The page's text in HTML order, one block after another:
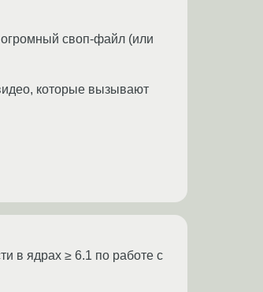
огромный своп-файл (или
которые вызывают
в ядрах ≥ 6.1 по работе с